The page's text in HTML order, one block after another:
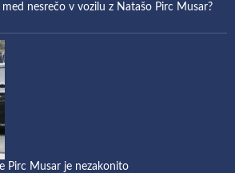
med nesrečo v vozilu z Natašo Pirc Musar?
Pirc Musar je nezakonito